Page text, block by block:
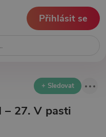
Přihlásit se
+ Sledovat
– 27. V pasti